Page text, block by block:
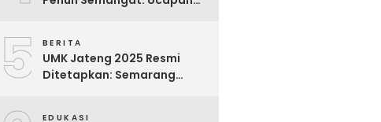
5 BERITA
UMK Jateng 2025 Resmi
Ditetapkan: Semarang
EDUKASI